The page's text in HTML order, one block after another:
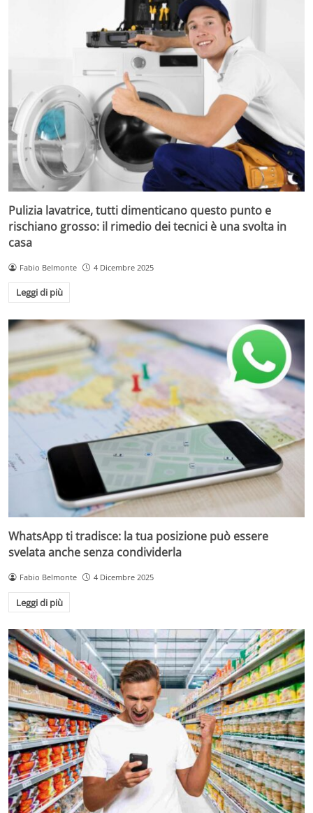
Pulizia lavatrice, tutti dimenticano questo punto e
rischiano grosso: il rimedio dei tecnici è una svolta in
casa
Fabio Belmonte 4 Dicembre 2025
Leggi di più
WhatsApp ti tradisce: la tua posizione può essere
svelata anche senza condividerla
Fabio Belmonte 4 Dicembre 2025
Leggi di più